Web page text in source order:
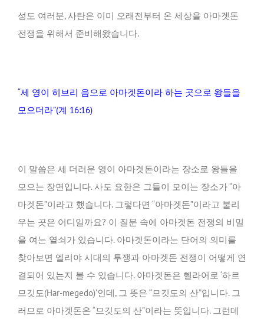
성도 여러분, 사탄은 이미 오래전부터 온 세상을 아마겟돈
전쟁을 위해서 준비해왔습니다.
“세 영이 히브리 음으로 아마겟돈이라 하는 곳으로 왕들을
모으더라”(계 16:16)
이 말씀은 세 더러운 영이 아마겟돈이라는 장소로 왕들을
모으는 장면입니다. 사도 요한은 그들이 모이는 장소가 “아
마겟돈”이라고 했습니다. 그렇다면 “아마겟돈”이라고 불리
우는 곳은 어디일까요? 이 질문 속에 아마겟돈 전쟁의 비밀
을 여는 열쇠가 있습니다. 아마겟돈이라는 단어의 의미를
찾아보면 엘리야 시대의 투쟁과 아마겟돈 전쟁이 어떻게 연
결되어 있는지 볼 수 있습니다. 아마겟돈은 헬라어로 ‘하르
므깃도(Har-megedo)’인데, 그 뜻은 “므깃도의 산”입니다. 그
러므로 아마겟돈은 “므깃도의 산”이라는 뜻입니다. 그런데